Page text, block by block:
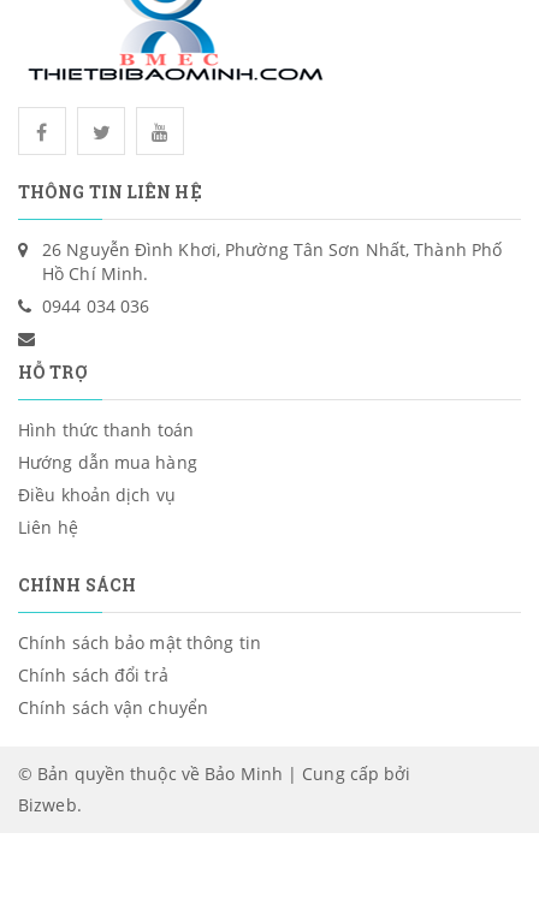
THÔNG TIN LIÊN HỆ
26 Nguyễn Đình Khơi, Phường Tân Sơn Nhất, Thành Phố
Hồ Chí Minh.
0944 034 036
HỖ TRỢ
Hình thức thanh toán
Hướng dẫn mua hàng
Điều khoản dịch vụ
Liên hệ
CHÍNH SÁCH
Chính sách bảo mật thông tin
Chính sách đổi trả
Chính sách vận chuyển
© Bản quyền thuộc về Bảo Minh | Cung cấp bởi
Bizweb.